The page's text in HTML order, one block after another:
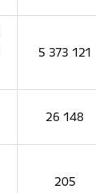
5 373 121
26 148
205